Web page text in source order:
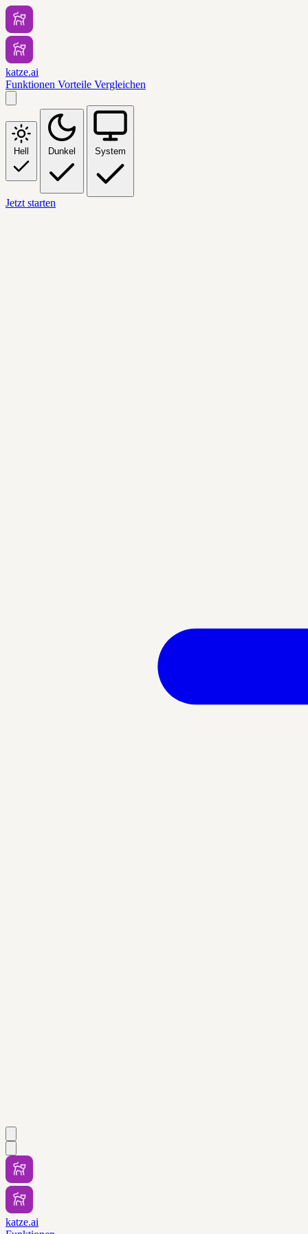
katze.ai
Funktionen Vorteile Vergleichen
Hell Dunkel System
Jetzt starten
katze.ai